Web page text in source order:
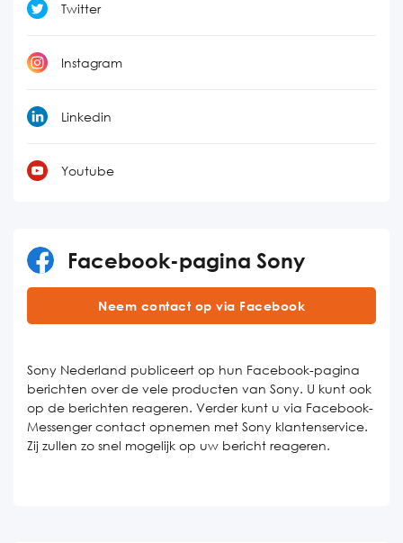
Twitter
Instagram
Linkedin
Youtube
Facebook-pagina Sony
Neem contact op via Facebook
Sony Nederland publiceert op hun Facebook-pagina
berichten over de vele producten van Sony. U kunt ook
op de berichten reageren. Verder kunt u via Facebook-
Messenger contact opnemen met Sony klantenservice.
Zij zullen zo snel mogelijk op uw bericht reageren.